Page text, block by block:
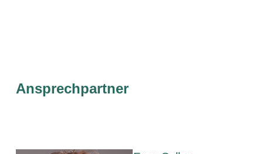
Ansprechpartner